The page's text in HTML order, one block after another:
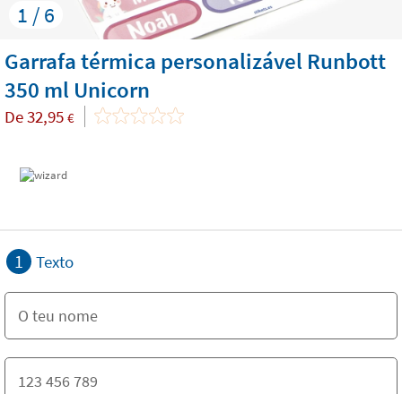
1 / 6
Garrafa térmica personalizável Runbott
350 ml Unicorn
De32,95 €
1 Texto